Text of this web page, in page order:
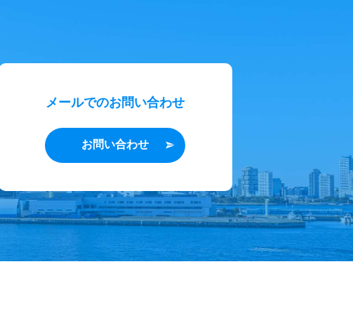
メールでのお問い合わせ
お問い合わせ